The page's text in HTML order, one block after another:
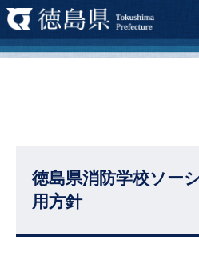
徳島県消防学校ソー
用方針